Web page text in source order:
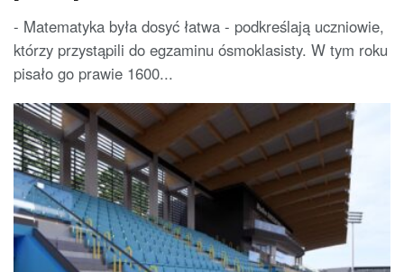
- Matematyka była dosyć łatwa - podkreślają uczniowie,
którzy przystąpili do egzaminu ósmoklasisty. W tym roku
pisało go prawie 1600...